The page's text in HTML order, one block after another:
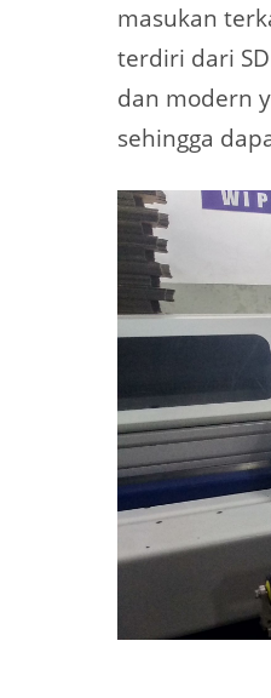
masukan
terdiri dari
dan modern
sehingga